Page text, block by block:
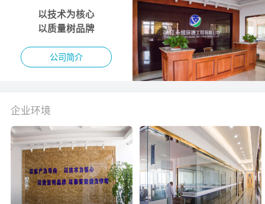
以技术为核心
以质量树品牌
公司简介
企业环境